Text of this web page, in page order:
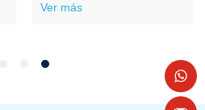
Ver más